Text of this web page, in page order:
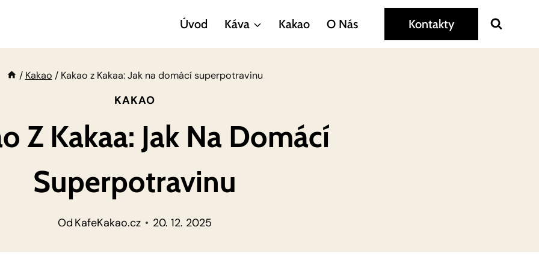
Úvod Káva Kakao O Nás Kontakty
/ Kakao / Kakao z Kakaa: Jak na domácí superpotravinu
KAKAO
Z Kakaa: Jak Na Domácí
Superpotravinu
Od KafeKakao.cz 20. 12. 2025